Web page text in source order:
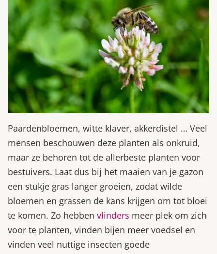
Paardenbloemen, witte klaver, akkerdistel … Veel
mensen beschouwen deze planten als onkruid,
maar ze behoren tot de allerbeste planten voor
bestuivers. Laat dus bij het maaien van je gazon
een stukje gras langer groeien, zodat wilde
bloemen en grassen de kans krijgen om tot bloei
te komen. Zo hebben vlinders meer plek om zich
voor te planten, vinden bijen meer voedsel en
vinden veel nuttige insecten goede